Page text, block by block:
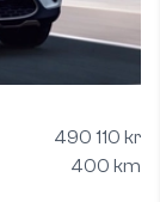
490 110 kr
400 km